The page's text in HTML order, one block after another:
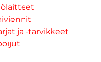
ja -tarvikkeet